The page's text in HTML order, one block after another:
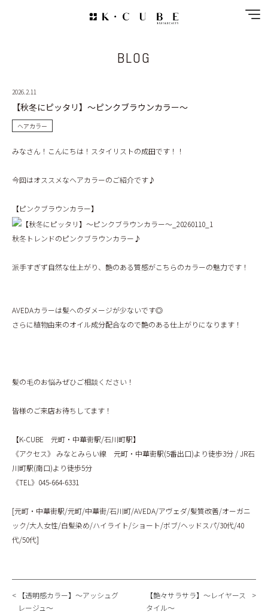
SPECIAL MENU
MENU
SHOP&STAFF
COUPON
GALLERY
RECRUIT
BLOG
BLOG
2026.2.11
【秋冬にピッタリ】～ピンクブラウンカラー～
ヘアカラー
みなさん！こんにちは！スタイリストの成田です！！
今回はオススメなヘアカラーのご紹介です♪
【ピンクブラウンカラー】
秋冬トレンドのピンクブラウンカラー♪
派手すぎず自然な仕上がり、艶のある質感がこちらのカラーの魅力です！
AVEDAカラーは髪へのダメージが少ないです◎
さらに植物由来のオイル成分配合なので艶のある仕上がりになります！
髪の毛のお悩みぜひご相談ください！
皆様のご来店お待ちしてます！
【K-CUBE 元町・中華街駅/石川町駅】
《アクセス》 みなとみらい線 元町・中華街駅(5番出口)より徒歩3分 / JR石
川町駅(南口)より徒歩5分
《TEL》045-664-6331
[元町・中華街駅/元町/中華街/石川町/AVEDA/アヴェダ/髪質改善/オーガニ
ック/大人女性/白髪染め/ハイライト/ショート/ボブ/ヘッドスパ/30代/40
代/50代]
【透明感カラー】～アッシュグ
レージュ～
【艶々サラサラ】～レイヤース
タイル～